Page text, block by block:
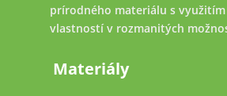
prírodného materiálu s
vlastností v rozmanitých
Materiály